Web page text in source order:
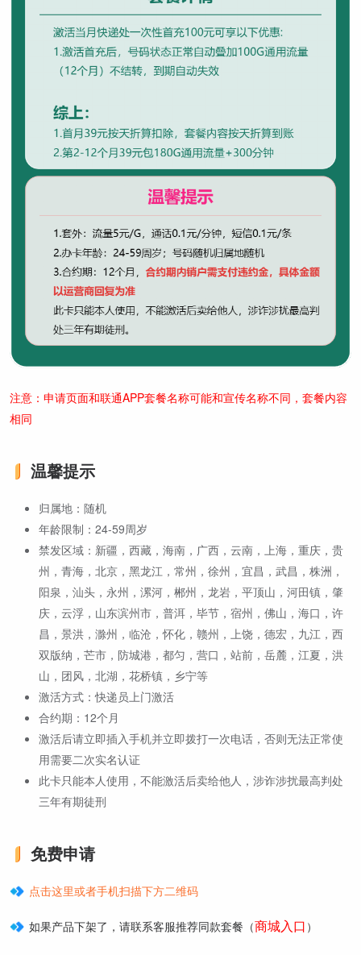
注意：申请页面和联通APP套餐名称可能和宣传名称不同，套餐内容
相同
温馨提示
归属地：随机
年龄限制：24-59周岁
禁发区域：新疆，西藏，海南，广西，云南，上海，重庆，贵
州，青海，北京，黑龙江，常州，徐州，宜昌，武昌，株洲，
阳泉，汕头，永州，漯河，郴州，龙岩，平顶山，河田镇，肇
庆，云浮，山东滨州市，普洱，毕节，宿州，佛山，海口，许
昌，景洪，滁州，临沧，怀化，赣州，上饶，德宏，九江，西
双版纳，芒市，防城港，都匀，营口，站前，岳麓，江夏，洪
山，团风，北湖，花桥镇，乡宁等
激活方式：快递员上门激活
合约期：12个月
激活后请立即插入手机并立即拨打一次电话，否则无法正常使
用需要二次实名认证
此卡只能本人使用，不能激活后卖给他人，涉诈涉扰最高判处
三年有期徒刑
免费申请
点击这里或者手机扫描下方二维码
如果产品下架了，请联系客服推荐同款套餐（商城入口 ）